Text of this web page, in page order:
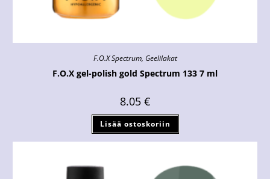
F.O.X Spectrum, Geelilakat
F.O.X gel-polish gold Spectrum 133 7 ml
8.05 €
Lisää ostoskoriin